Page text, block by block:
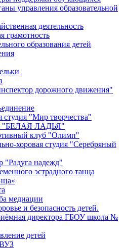
управления образовательной
деятельность
грамотность
образования детей
дорожного движения"
студия "Мир творчества"
"БЕЛАЯ ЛАДЬЯ"
клуб "Олимп"
хоровая студия "Серебряный
"Радуга надежд"
эстрадного танца
медиации
и безопасность детей.
директора ГБОУ школа №
детей